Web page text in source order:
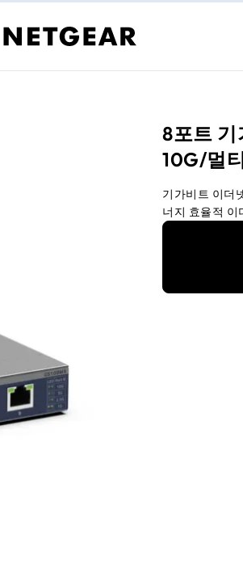
8포트
10G/멀
기가비트 이더
너지 효율적 이